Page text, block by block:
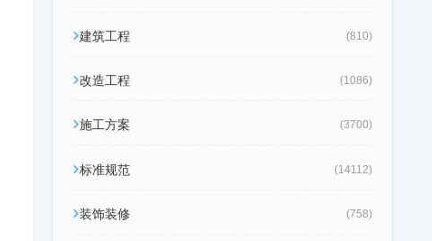
建筑工程 (810)
改造工程 (1086)
施工方案 (3700)
标准规范 (14112)
装饰装修 (758)